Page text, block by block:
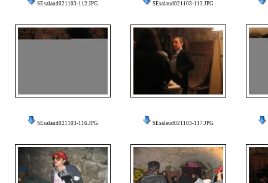
SEsalaud021103-112.JPG SEsalaud021103-113.JPG
SEsalaud021103-116.JPG SEsalaud021103-117.JPG